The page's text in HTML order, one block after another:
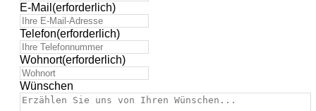
E-Mail (erforderlich)
Telefon(erforderlich)
Wohnort(erforderlich)
Wünschen